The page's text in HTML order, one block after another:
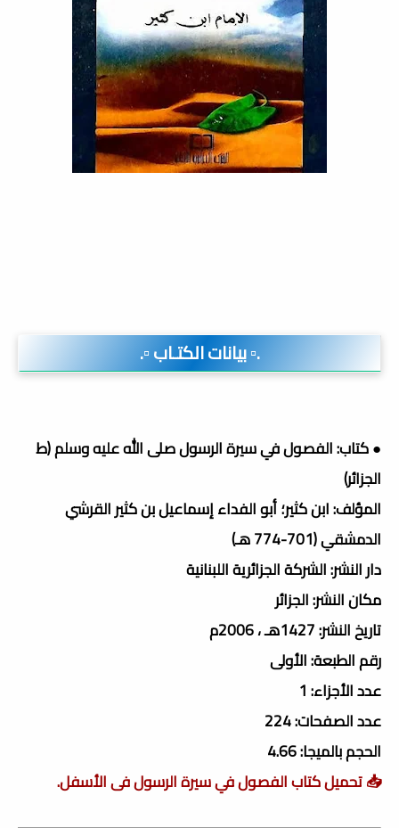
.▫️ بيانات الكتـاب ▫️.
● كتاب: الفصول في سيرة الرسول صلى الله عليه وسلم (ط
الجزائر)
المؤلف: ابن كثير؛ أبو الفداء إسماعيل بن كثير القرشي
الدمشقي (701-774 هـ)
دار النشر: الشركة الجزائرية اللبنانية
مكان النشر: الجزائر
تاريخ النشر: 1427هـ ، 2006م
رقم الطبعة: الأولى
عدد الأجزاء: 1
عدد الصفحات: 224
الحجم بالميجا: 4.66
📥 تحميل كتاب الفصول في سيرة الرسول فى الأسفل.